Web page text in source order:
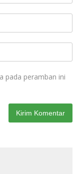
pada peramban ini